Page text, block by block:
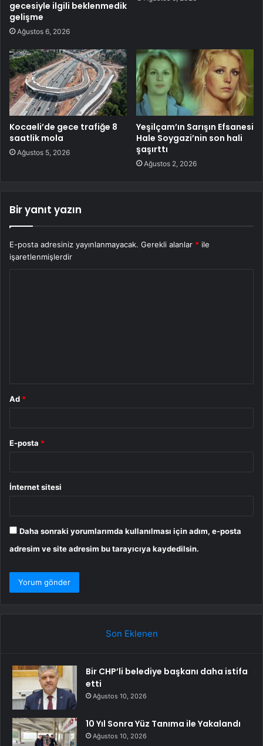
gecesiyle ilgili beklenmedik
gelişme
Ağustos 6, 2026
Kocaeli’de gece trafiğe 8
saatlik mola
Ağustos 5, 2026
Yeşilçam’ın Sarışın Efsanesi
Hale Soygazi’nin son hali
şaşırttı
Ağustos 2, 2026
Bir yanıt yazın
E-posta adresiniz yayınlanmayacak. Gerekli alanlar * ile
işaretlenmişlerdir
Ad *
E-posta *
İnternet sitesi
Daha sonraki yorumlarımda kullanılması için adım, e-posta
adresim ve site adresim bu tarayıcıya kaydedilsin.
Son Eklenen
Bir CHP’li belediye başkanı daha istifa
etti
Ağustos 10, 2026
10 Yıl Sonra Yüz Tanıma ile Yakalandı
Ağustos 10, 2026